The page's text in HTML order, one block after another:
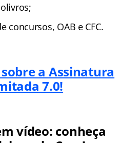
concursos, OAB e CFC.
a Assinatura
7.0!
vídeo: conheça